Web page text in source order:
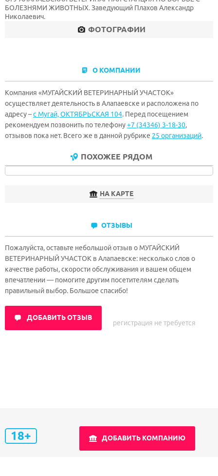
БОЛЕЗНЯМИ ЖИВОТНЫХ. Заведующий Плахов Александр
Николаевич.
ФОТОГРАФИИ
О КОМПАНИИ
Компания «МУГАЙСКИЙ ВЕТЕРИНАРНЫЙ УЧАСТОК»
осуществляет деятельность в Алапаевске и расположена по
адресу –с Мугай, ОКТЯБРЬСКАЯ 104. Перед посещением
рекомендуем позвонить по телефону+7 (34346) 3-18-30,
отзывов пока нет. Всего же в данной рубрике 25 организаций.
ПОХОЖЕЕ РЯДОМ
НА КАРТЕ
ОТЗЫВЫ
Пожалуйста, оставьте небольшой отзыв о МУГАЙСКИЙ
ВЕТЕРИНАРНЫЙ УЧАСТОК в Алапаевске: несколько слов о
качестве работы, скорости обслуживания и вашем общем
впечатлении — помогите другим посетителям сделать
правильный выбор. Большое спасибо!
ДОБАВИТЬ ОТЗЫВ
регистрация не требуется
18+ ДОБАВИТЬ КОМПАНИЮ